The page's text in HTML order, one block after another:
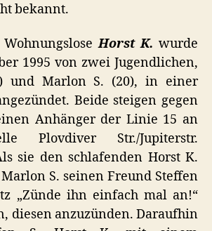
bekannt.
Horst K. wurde
1995 von zwei Jugendlichen,
und Marlon S. (20), in einer
Beide steigen gegen
Anhänger der Linie 15 an
Plovdiver Str./Jupiterstr.
sie den schlafenden Horst K.
S. seinen Freund Steffen
„Zünde ihn einfach mal an!“
diesen anzuzünden. Daraufhin